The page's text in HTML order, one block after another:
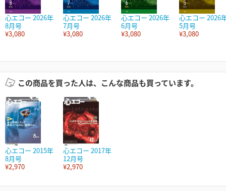
心エコー 2026年
8月号
¥3,080
心エコー 2026年
7月号
¥3,080
心エコー 2026年
6月号
¥3,080
心エコー 2026
5月号
¥3,080
この商品を買った人は、こんな商品も買っています。
心エコー 2015年
8月号
¥2,970
心エコー 2017年
12月号
¥2,970